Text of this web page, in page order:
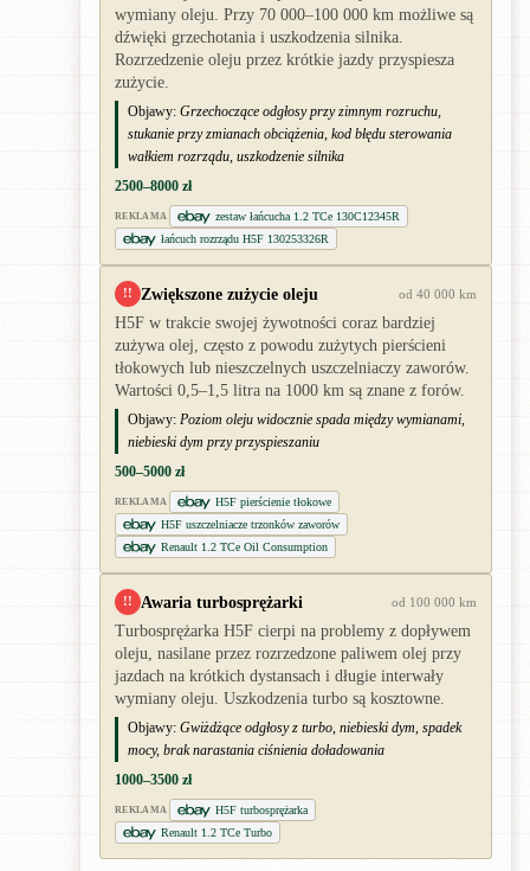
wymiany oleju. Przy 70 000–100 000 km możliwe są
dźwięki grzechotania i uszkodzenia silnika.
Rozrzedzenie oleju przez krótkie jazdy przyspiesza
zużycie.
Objawy: Grzechoczące odgłosy przy zimnym rozruchu,
stukanie przy zmianach obciążenia, kod błędu sterowania
wałkiem rozrządu, uszkodzenie silnika
2500–8000 zł
REKLAMA
zestaw łańcucha 1.2 TCe 130C12345R
łańcuch rozrządu H5F 130253326R
!! Zwiększone zużycie oleju od 40 000 km
H5F w trakcie swojej żywotności coraz bardziej
zużywa olej, często z powodu zużytych pierścieni
tłokowych lub nieszczelnych uszczelniaczy zaworów.
Wartości 0,5–1,5 litra na 1000 km są znane z forów.
Objawy: Poziom oleju widocznie spada między wymianami,
niebieski dym przy przyspieszaniu
500–5000 zł
REKLAMA
H5F pierścienie tłokowe
H5F uszczelniacze trzonków zaworów
Renault 1.2 TCe Oil Consumption
!! Awaria turbosprężarki od 100 000 km
Turbosprężarka H5F cierpi na problemy z dopływem
oleju, nasilane przez rozrzedzone paliwem olej przy
jazdach na krótkich dystansach i długie interwały
wymiany oleju. Uszkodzenia turbo są kosztowne.
Objawy: Gwiżdżące odgłosy z turbo, niebieski dym, spadek
mocy, brak narastania ciśnienia doładowania
1000–3500 zł
REKLAMA
H5F turbosprężarka
Renault 1.2 TCe Turbo